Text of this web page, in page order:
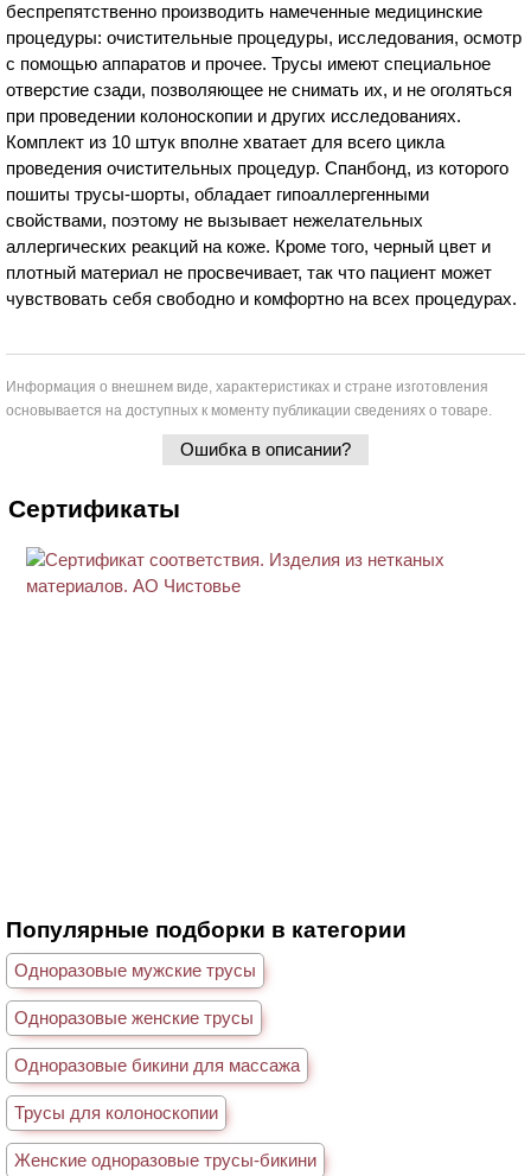
беспрепятственно производить намеченные медицинские
процедуры: очистительные процедуры, исследования, осмотр
с помощью аппаратов и прочее. Трусы имеют специальное
отверстие сзади, позволяющее не снимать их, и не оголяться
при проведении колоноскопии и других исследованиях.
Комплект из 10 штук вполне хватает для всего цикла
проведения очистительных процедур. Спанбонд, из которого
пошиты трусы-шорты, обладает гипоаллергенными
свойствами, поэтому не вызывает нежелательных
аллергических реакций на коже. Кроме того, черный цвет и
плотный материал не просвечивает, так что пациент может
чувствовать себя свободно и комфортно на всех процедурах.
Информация о внешнем виде, характеристиках и стране изготовления
основывается на доступных к моменту публикации сведениях о товаре.
Ошибка в описании?
Сертификаты
Популярные подборки в категории
Одноразовые мужские трусы
Одноразовые женские трусы
Одноразовые бикини для массажа
Трусы для колоноскопии
Женские одноразовые трусы-бикини